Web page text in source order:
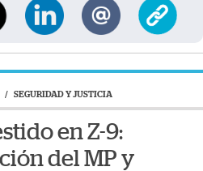
/ SEGURIDAD Y JUSTICIA
en Z-9:
del MP y